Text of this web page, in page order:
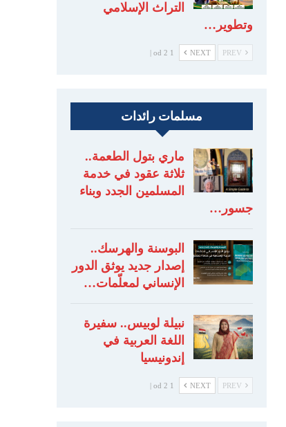
التراث الإسلامي
وتطوير…
NEXT
1 od 2 |
مسلمات رائدات
ماري بتول الطعمة..
ثلاثة عقود في خدمة
المسلمين الجدد وبناء
جسور…
البوسنة والهرسك..
إصدار جديد يوثق الدور
الإنساني لمعلّمات…
نبيلة لوبيس.. سفيرة
اللغة العربية في
إندونيسيا
NEXT
1 od 2 |